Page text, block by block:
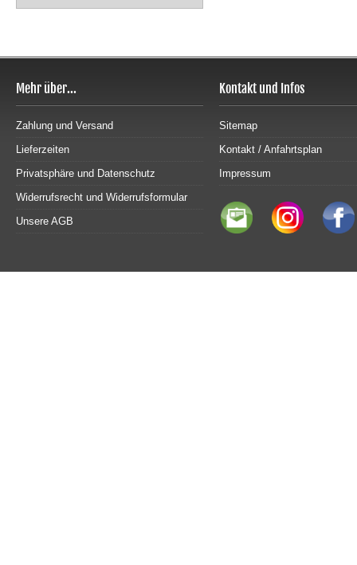
Mehr über...
Zahlung und Versand
Lieferzeiten
Privatsphäre und Datenschutz
Widerrufsrecht und Widerrufsformular
Unsere AGB
Kontakt und Infos
Sitemap
Kontakt / Anfahrtsplan
Impressum